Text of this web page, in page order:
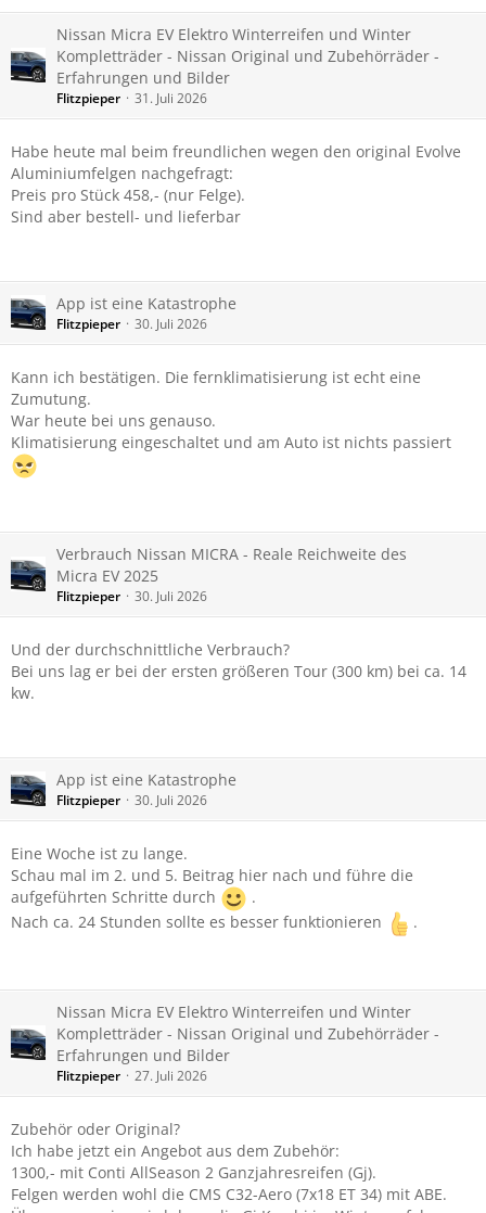
Nissan Micra EV Elektro Winterreifen und Winter
Kompletträder - Nissan Original und Zubehörräder -
Erfahrungen und Bilder
Flitzpieper 31. Juli 2026
Habe heute mal beim freundlichen wegen den original Evolve
Aluminiumfelgen nachgefragt:
Preis pro Stück 458,- (nur Felge).
Sind aber bestell- und lieferbar
App ist eine Katastrophe
Flitzpieper 30. Juli 2026
Kann ich bestätigen. Die fernklimatisierung ist echt eine
Zumutung.
War heute bei uns genauso.
Klimatisierung eingeschaltet und am Auto ist nichts passiert
Verbrauch Nissan MICRA - Reale Reichweite des
Micra EV 2025
Flitzpieper 30. Juli 2026
Und der durchschnittliche Verbrauch?
Bei uns lag er bei der ersten größeren Tour (300 km) bei ca. 14
kw.
App ist eine Katastrophe
Flitzpieper 30. Juli 2026
Eine Woche ist zu lange.
Schau mal im 2. und 5. Beitrag hier nach und führe die
aufgeführten Schritte durch
.
Nach ca. 24 Stunden sollte es besser funktionieren
.
Nissan Micra EV Elektro Winterreifen und Winter
Kompletträder - Nissan Original und Zubehörräder -
Erfahrungen und Bilder
Flitzpieper 27. Juli 2026
Zubehör oder Original?
Ich habe jetzt ein Angebot aus dem Zubehör:
1300,- mit Conti AllSeason 2 Ganzjahresreifen (Gj).
Felgen werden wohl die CMS C32-Aero (7x18 ET 34) mit ABE.